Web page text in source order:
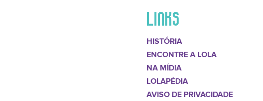
LINKS
HISTÓRIA
ENCONTRE A LOLA
NA MÍDIA
LOLAPÉDIA
AVISO DE PRIVACIDADE